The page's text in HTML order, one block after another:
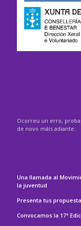
Ocorreu un erro,
de novo máis adiante.
Una llamada al
la juventud
Presenta tus
Convocamos la 17ª